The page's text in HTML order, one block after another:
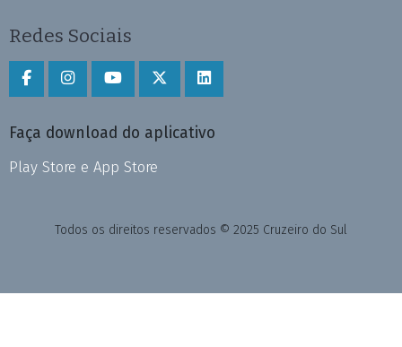
Redes Sociais
Faça download do aplicativo
Play Store e App Store
Todos os direitos reservados © 2025 Cruzeiro do Sul